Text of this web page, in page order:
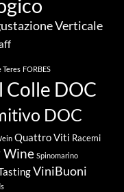
Verticale
Teres FORBES
Colle DOC
DOC
Quattro Viti Racemi
Wine Spinomarino
ViniBuoni